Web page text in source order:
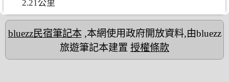
2.21公里
bluezz民宿筆記本,本網使用政府開放資料,由bluezz
旅遊筆記本建置 授權條款